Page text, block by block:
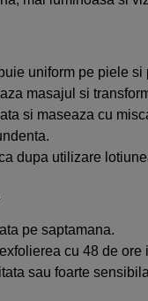
uniform pe piele
masajul si
si maseaza cu
dupa utilizare
pe saptamana.
cu 48 de
sau foarte